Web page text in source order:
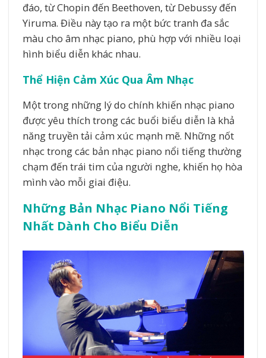
đáo, từ Chopin đến Beethoven, từ Debussy đến
Yiruma. Điều này tạo ra một bức tranh đa sắc
màu cho âm nhạc piano, phù hợp với nhiều loại
hình biểu diễn khác nhau.
Thể Hiện Cảm Xúc Qua Âm Nhạc
Một trong những lý do chính khiến nhạc piano
được yêu thích trong các buổi biểu diễn là khả
năng truyền tải cảm xúc mạnh mẽ. Những nốt
nhạc trong các bản nhạc piano nổi tiếng thường
chạm đến trái tim của người nghe, khiến họ hòa
mình vào mỗi giai điệu.
Những Bản Nhạc Piano Nổi Tiếng
Nhất Dành Cho Biểu Diễn